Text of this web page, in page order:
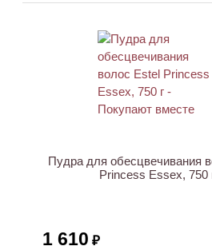
Пудра для обесцвечивания
Princess Essex, 750
1 610 ₽